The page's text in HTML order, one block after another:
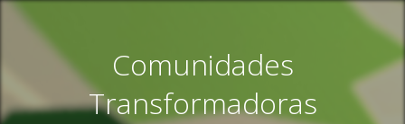
Comunidades
Transformadoras